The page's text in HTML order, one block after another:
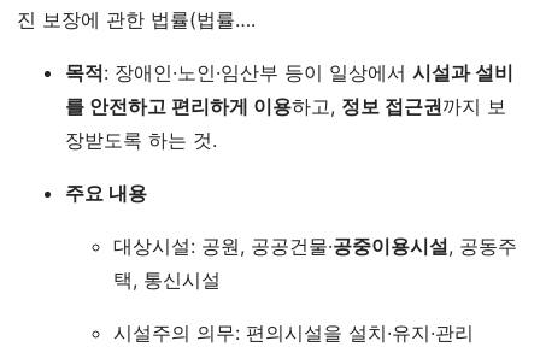
진 보장에 관한 법률(법률….
목적: 장애인·노인·임산부 등이 일상에서 시설과 설비
를 안전하고 편리하게 이용하고, 정보 접근권까지 보
장받도록 하는 것.
주요 내용
대상시설: 공원, 공공건물·공중이용시설, 공동주
택, 통신시설
시설주의 의무: 편의시설을 설치·유지·관리